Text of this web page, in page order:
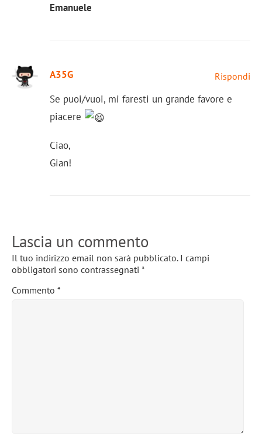
Emanuele
A35G Rispondi
Se puoi/vuoi, mi faresti un grande favore e
piacere
Ciao,
Gian!
Lascia un commento
Il tuo indirizzo email non sarà pubblicato. I campi
obbligatori sono contrassegnati *
Commento *